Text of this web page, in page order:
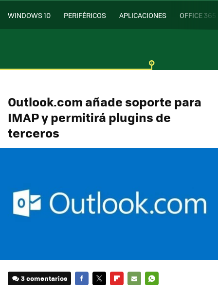
WINDOWS 10 PERIFÉRICOS APLICACIONES OFFICE 365
Outlook.com añade soporte para
IMAP y permitirá plugins de
terceros
3 comentarios